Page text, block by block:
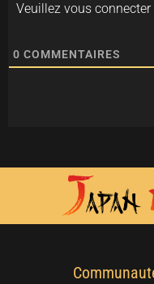
Veuillez vous
0 COMMENTAIRES